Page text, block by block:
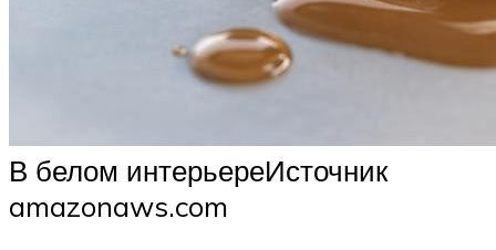
В белом интерьереИсточник
amazonaws.com